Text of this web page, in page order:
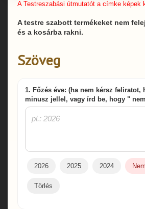
A Testreszabási útmutatót a címke képek
A testre szabott termékeket nem
és a kosárba rakni.
Szöveg
1. Főzés éve: (ha nem kérsz feliratot,
minusz jellel, vagy írd be, hogy "
2026 2025 2024
Törlés